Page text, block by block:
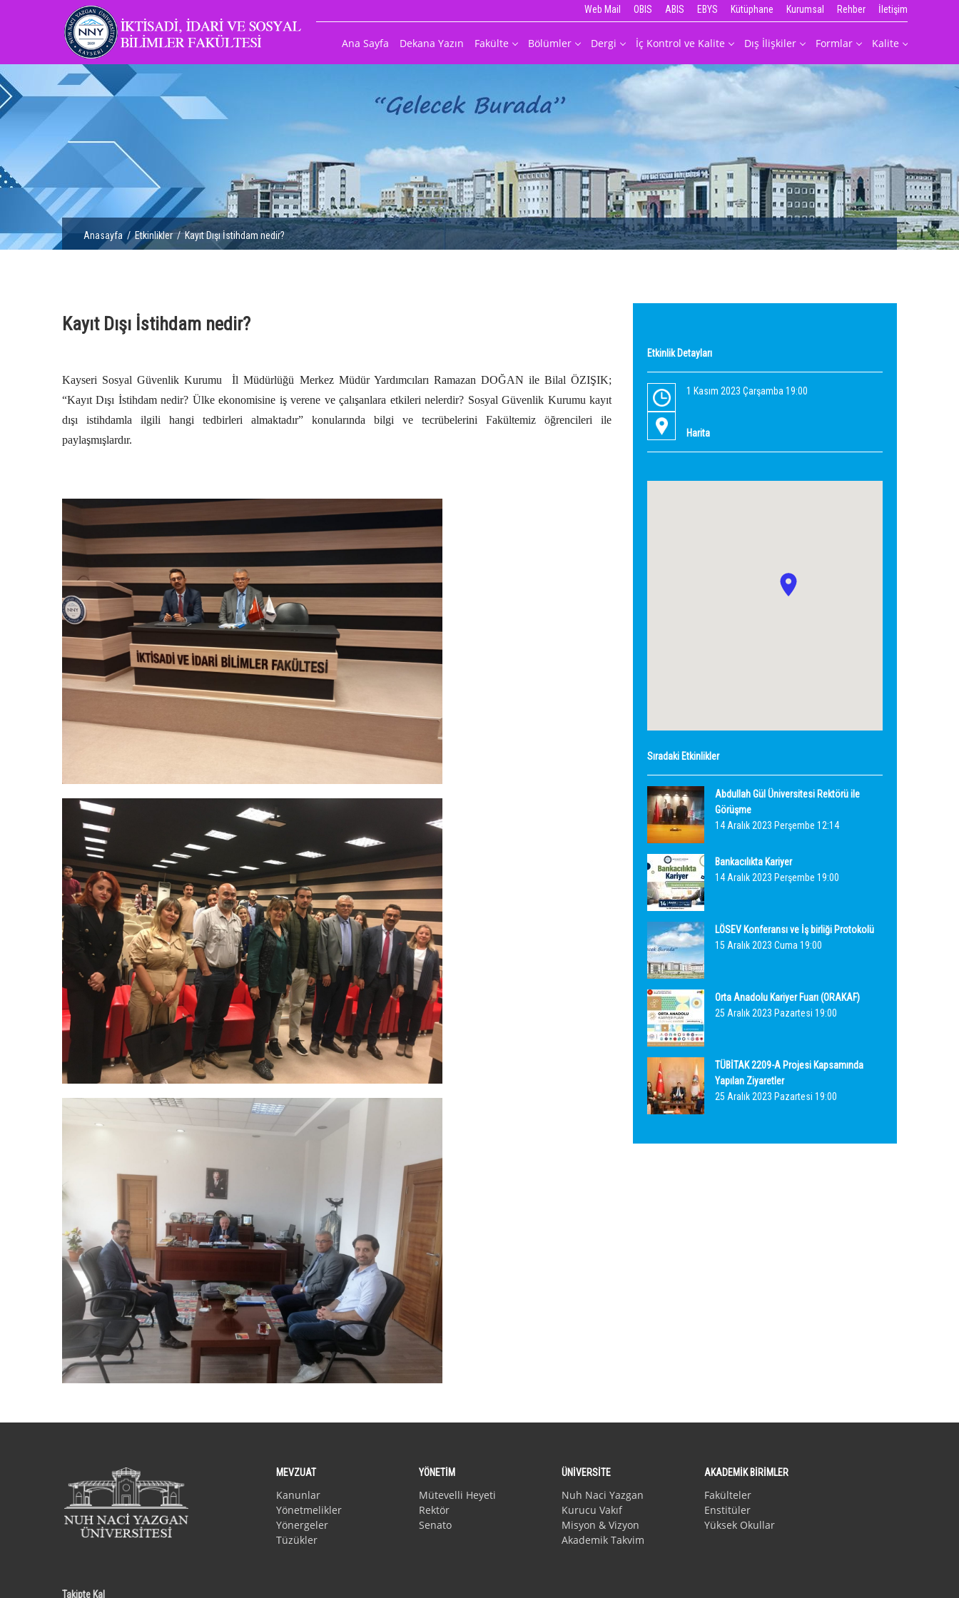
Web Mail OBIS ABIS EBYS Kütüphane Kurumsal Rehber İletişim
Ana Sayfa Dekana Yazın Fakülte Bölümler Dergi İç Kontrol ve Kalite Dış İlişkiler Formlar Kalite
Anasayfa /Etkinlikler/ Kayıt Dışı İstihdam nedir?
Kayıt Dışı İstihdam nedir?
Kayseri Sosyal Güvenlik Kurumu İl Müdürlüğü Merkez Müdür Yardımcıları Ramazan DOĞAN ile Bilal ÖZIŞIK;
“Kayıt Dışı İstihdam nedir? Ülke ekonomisine iş verene ve çalışanlara etkileri nelerdir? Sosyal Güvenlik Kurumu kayıt
dışı istihdamla ilgili hangi tedbirleri almaktadır” konularında bilgi ve tecrübelerini Fakültemiz öğrencileri ile
paylaşmışlardır.
Etkinlik Detayları
1 Kasım 2023 Çarşamba 19:00
Harita
Sıradaki Etkinlikler
Abdullah Gül Üniversitesi Rektörü ile
Görüşme
14 Aralık 2023 Perşembe 12:14
Bankacılıkta Kariyer
14 Aralık 2023 Perşembe 19:00
LÖSEV Konferansı ve İş birliği Protokolü
15 Aralık 2023 Cuma 19:00
Orta Anadolu Kariyer Fuarı (ORAKAF)
25 Aralık 2023 Pazartesi 19:00
TÜBİTAK 2209-A Projesi Kapsamında
Yapılan Ziyaretler
25 Aralık 2023 Pazartesi 19:00
Takipte Kal
MEVZUAT
Kanunlar
Yönetmelikler
Yönergeler
Tüzükler
YÖNETİM
Mütevelli Heyeti
Rektör
Senato
ÜNİVERSİTE
Nuh Naci Yazgan
Kurucu Vakıf
Misyon & Vizyon
Akademik Takvim
AKADEMİK BİRİMLER
Fakülteler
Enstitüler
Yüksek Okullar